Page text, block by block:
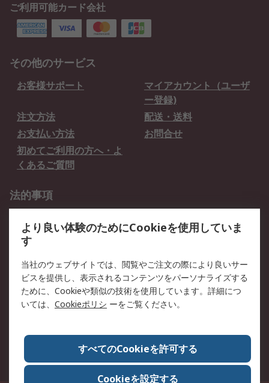
ご利用可能カード会社
その他のサービス
お客様サポート
マイアカウント（ユーザ
ー登録)
注文方法
配送・送料
お支払い方法
お問合せ
初めてご利用の方へ・よ
くあるご質問
法的事項
クッキーポリシー
RSについて
会社概要
採用情報
プレスリリース＆お知ら
コーポレートサイト
全世界のRS
RSの歴史
ESGへの取り組み（英語）
認証について
より良い体験のためにCookieを使用していま
す
当社のウェブサイトでは、閲覧やご注文の際により良いサー
ビスを提供し、表示されるコンテンツをパーソナライズする
ために、Cookieや類似の技術を使用しています。詳細につ
いては、 Cookieポリシ ーをご覧ください。
すべてのCookieを許可する
Cookieを設定する